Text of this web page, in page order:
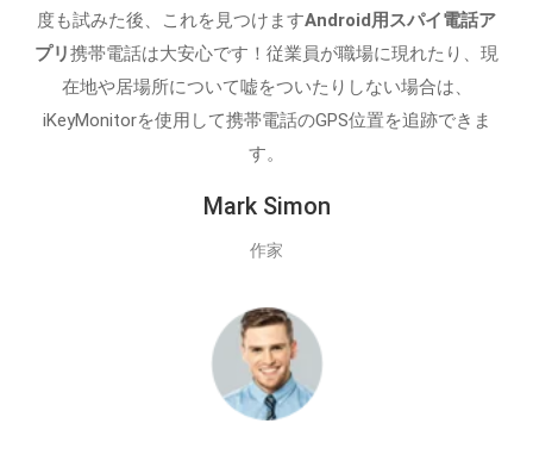
度も試みた後、これを見つけますAndroid用スパイ電話ア
プリ携帯電話は大安心です！従業員が職場に現れたり、現
在地や居場所について嘘をついたりしない場合は、
iKeyMonitorを使用して携帯電話のGPS位置を追跡できま
す。
Mark Simon
作家